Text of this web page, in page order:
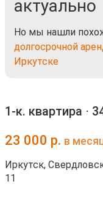
актуально
Но мы нашли
долгосрочной
Иркутске
1-к. квартира ⋅
23 000 р. в
Иркутск,
11